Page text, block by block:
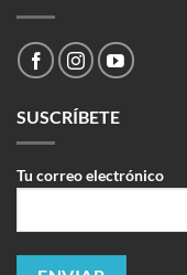
SUSCRÍBETE
Tu correo electrónico